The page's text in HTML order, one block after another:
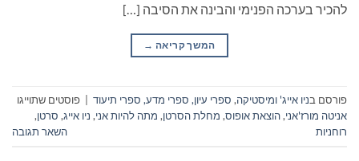
להכיר בערכה הפנימי והבינה את הסיבה […]
המשך קריאה →
פורסם בניו אייג' ומיסטיקה, ספרי עיון, ספרי מדע, ספרי תיעוד
פוסטים שתוייגו
אניטה מורז'אני,הוצאת אופוס, מחלת הסרטן, מתה להיות אני, ניו אייג, סרטן,
רוחניות
השאר תגובה